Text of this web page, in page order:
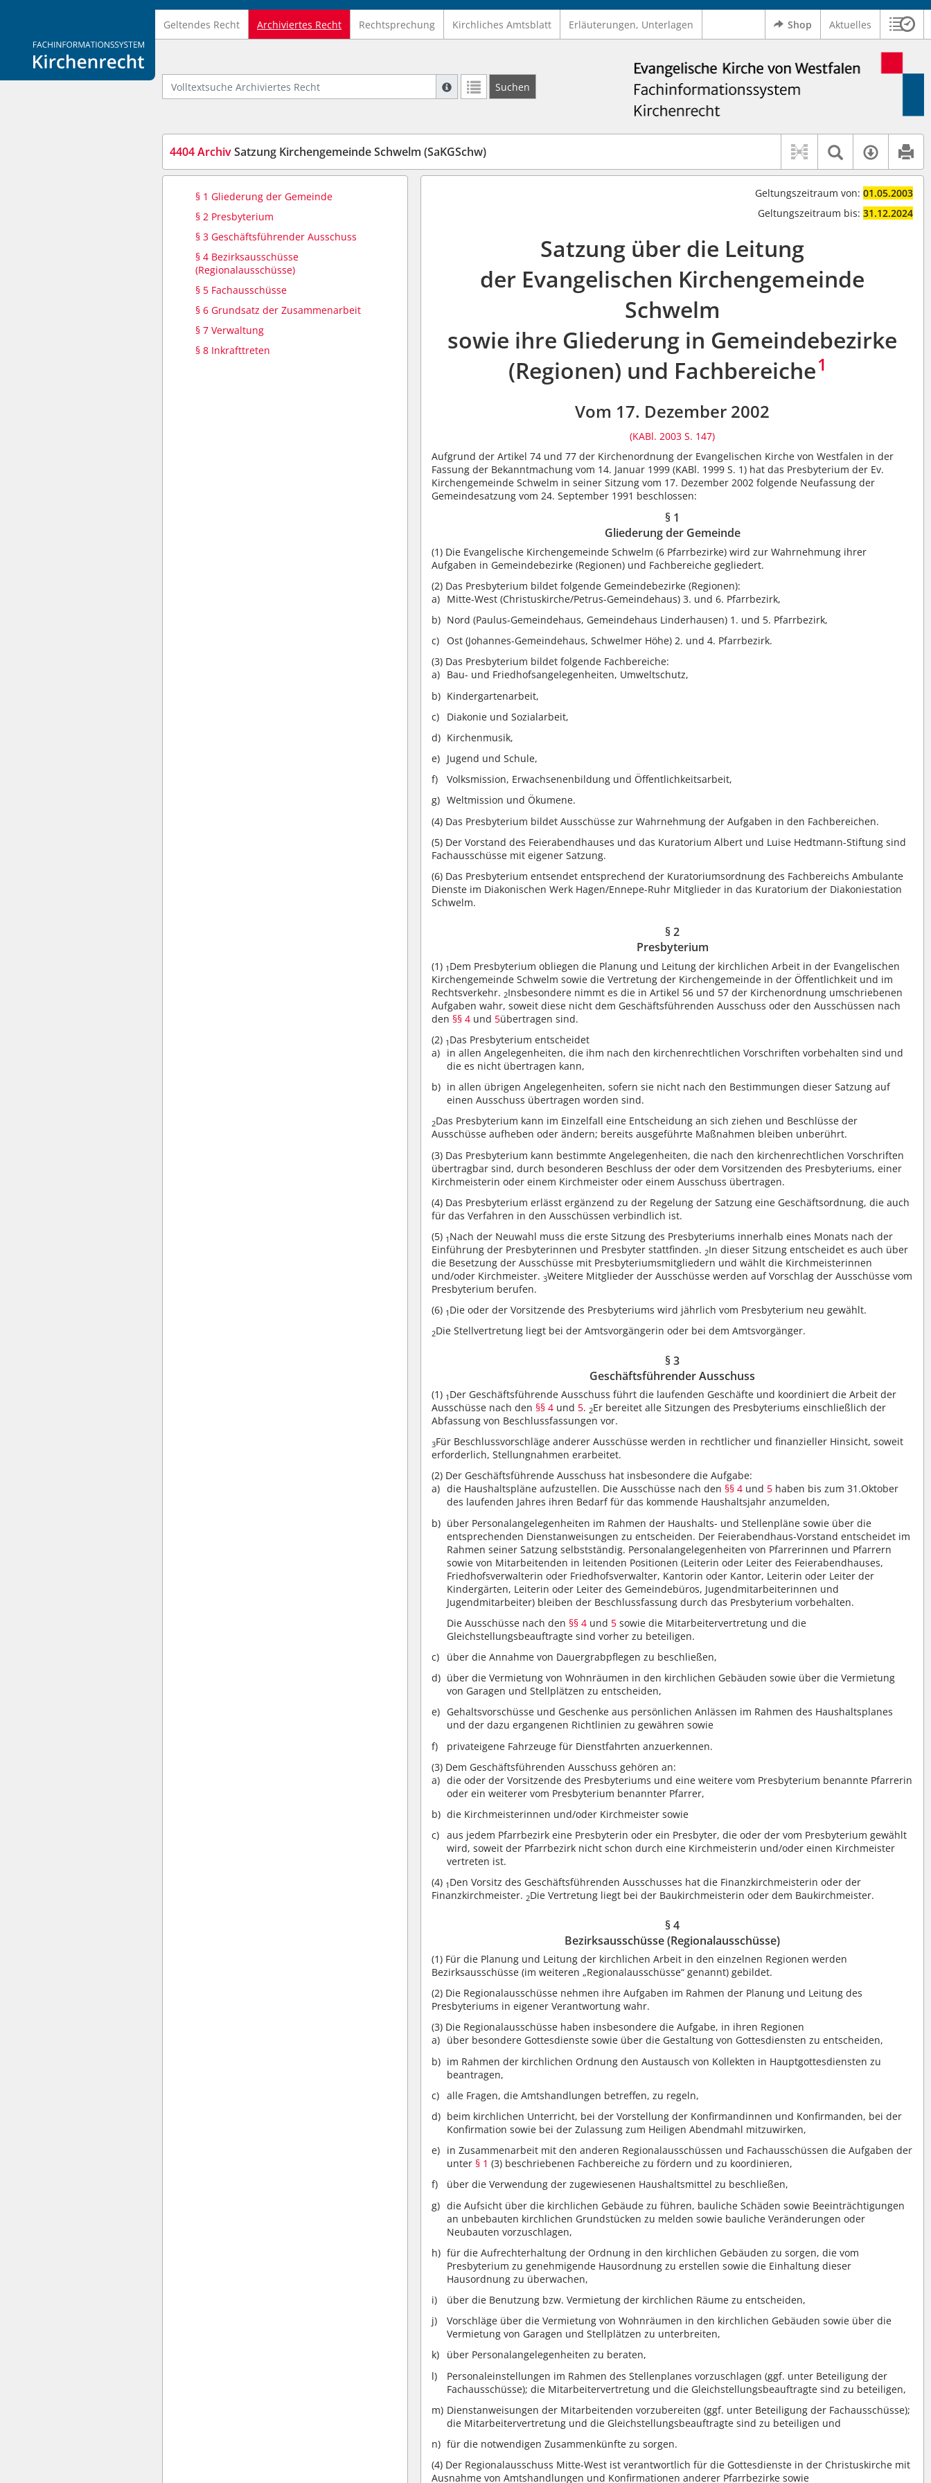
Logo Fachinformationssystem Kirchenrecht
Geltendes Recht Archiviertes Recht Rechtsprechung Kirchliches Amtsblatt Erläuterungen, Unterlagen Shop Aktuelles
Volltextsuche Archiviertes Recht
Suche mit Platzhalter "*", Bsp. Pfarrer*, findet auch: "Pfarrerinitiative" oder "Pfarrerausschuss".
Weitere Suchoperatoren finden Sie in unserer Hilfe.
Suchen
4404 ArchivSatzung Kirchengemeinde Schwelm (SaKGSchw) Textsuche
§ 1 Gliederung der Gemeinde
§ 2 Presbyterium
§ 3 Geschäftsführender Ausschuss
§ 4 Bezirksausschüsse
(Regionalausschüsse)
§ 5 Fachausschüsse
§ 6 Grundsatz der Zusammenarbeit
§ 7 Verwaltung
§ 8 Inkrafttreten
Geltungszeitraum von: 01.05.2003
Geltungszeitraum bis: 31.12.2024
Satzung über die Leitung
der Evangelischen Kirchengemeinde
Schwelm
sowie ihre Gliederung in Gemeindebezirke
(Regionen) und Fachbereiche1
Vom 17. Dezember 2002
(KABl. 2003 S. 147)
Aufgrund der Artikel 74 und 77 der Kirchenordnung der Evangelischen Kirche von Westfalen in der
Fassung der Bekanntmachung vom 14. Januar 1999 (KABl. 1999 S. 1) hat das Presbyterium der Ev.
Kirchengemeinde Schwelm in seiner Sitzung vom 17. Dezember 2002 folgende Neufassung der
Gemeindesatzung vom 24. September 1991 beschlossen:
§ 1
Gliederung der Gemeinde
(1) Die Evangelische Kirchengemeinde Schwelm (6 Pfarrbezirke) wird zur Wahrnehmung ihrer
Aufgaben in Gemeindebezirke (Regionen) und Fachbereiche gegliedert.
(2) Das Presbyterium bildet folgende Gemeindebezirke (Regionen):
Mitte-West (Christuskirche/Petrus-Gemeindehaus) 3. und 6. Pfarrbezirk,
Nord (Paulus-Gemeindehaus, Gemeindehaus Linderhausen) 1. und 5. Pfarrbezirk,
Ost (Johannes-Gemeindehaus, Schwelmer Höhe) 2. und 4. Pfarrbezirk.
(3) Das Presbyterium bildet folgende Fachbereiche:
Bau- und Friedhofsangelegenheiten, Umweltschutz,
Kindergartenarbeit,
Diakonie und Sozialarbeit,
Kirchenmusik,
Jugend und Schule,
Volksmission, Erwachsenenbildung und Öffentlichkeitsarbeit,
Weltmission und Ökumene.
(4) Das Presbyterium bildet Ausschüsse zur Wahrnehmung der Aufgaben in den Fachbereichen.
(5) Der Vorstand des Feierabendhauses und das Kuratorium Albert und Luise Hedtmann-Stiftung sind
Fachausschüsse mit eigener Satzung.
(6) Das Presbyterium entsendet entsprechend der Kuratoriumsordnung des Fachbereichs Ambulante
Dienste im Diakonischen Werk Hagen/Ennepe-Ruhr Mitglieder in das Kuratorium der Diakoniestation
Schwelm.
§ 2
Presbyterium
(1) 1 Dem Presbyterium obliegen die Planung und Leitung der kirchlichen Arbeit in der Evangelischen
Kirchengemeinde Schwelm sowie die Vertretung der Kirchengemeinde in der Öffentlichkeit und im
Rechtsverkehr. 2Insbesondere nimmt es die in Artikel 56 und 57 der Kirchenordnung umschriebenen
Aufgaben wahr, soweit diese nicht dem Geschäftsführenden Ausschuss oder den Ausschüssen nach
den §§ 4 und 5übertragen sind.
(2) 1 Das Presbyterium entscheidet
in allen Angelegenheiten, die ihm nach den kirchenrechtlichen Vorschriften vorbehalten sind und
die es nicht übertragen kann,
in allen übrigen Angelegenheiten, sofern sie nicht nach den Bestimmungen dieser Satzung auf
einen Ausschuss übertragen worden sind.
2Das Presbyterium kann im Einzelfall eine Entscheidung an sich ziehen und Beschlüsse der
Ausschüsse aufheben oder ändern; bereits ausgeführte Maßnahmen bleiben unberührt.
(3) Das Presbyterium kann bestimmte Angelegenheiten, die nach den kirchenrechtlichen Vorschriften
übertragbar sind, durch besonderen Beschluss der oder dem Vorsitzenden des Presbyteriums, einer
Kirchmeisterin oder einem Kirchmeister oder einem Ausschuss übertragen.
(4) Das Presbyterium erlässt ergänzend zu der Regelung der Satzung eine Geschäftsordnung, die auch
für das Verfahren in den Ausschüssen verbindlich ist.
(5) 1 Nach der Neuwahl muss die erste Sitzung des Presbyteriums innerhalb eines Monats nach der
Einführung der Presbyterinnen und Presbyter stattfinden. 2In dieser Sitzung entscheidet es auch über
die Besetzung der Ausschüsse mit Presbyteriumsmitgliedern und wählt die Kirchmeisterinnen
und/oder Kirchmeister.3Weitere Mitglieder der Ausschüsse werden auf Vorschlag der Ausschüsse vom
Presbyterium berufen.
(6) 1 Die oder der Vorsitzende des Presbyteriums wird jährlich vom Presbyterium neu gewählt.
2Die Stellvertretung liegt bei der Amtsvorgängerin oder bei dem Amtsvorgänger.
§ 3
Geschäftsführender Ausschuss
(1) 1 Der Geschäftsführende Ausschuss führt die laufenden Geschäfte und koordiniert die Arbeit der
Ausschüsse nach den§§ 4 und 5. 2Er bereitet alle Sitzungen des Presbyteriums einschließlich der
Abfassung von Beschlussfassungen vor.
3Für Beschlussvorschläge anderer Ausschüsse werden in rechtlicher und finanzieller Hinsicht, soweit
erforderlich, Stellungnahmen erarbeitet.
(2) Der Geschäftsführende Ausschuss hat insbesondere die Aufgabe:
die Haushaltspläne aufzustellen. Die Ausschüsse nach den§§ 4 und 5 haben bis zum 31.Oktober
des laufenden Jahres ihren Bedarf für das kommende Haushaltsjahr anzumelden,
über Personalangelegenheiten im Rahmen der Haushalts- und Stellenpläne sowie über die
entsprechenden Dienstanweisungen zu entscheiden. Der Feierabendhaus-Vorstand entscheidet im
Rahmen seiner Satzung selbstständig. Personalangelegenheiten von Pfarrerinnen und Pfarrern
sowie von Mitarbeitenden in leitenden Positionen (Leiterin oder Leiter des Feierabendhauses,
Friedhofsverwalterin oder Friedhofsverwalter, Kantorin oder Kantor, Leiterin oder Leiter der
Kindergärten, Leiterin oder Leiter des Gemeindebüros, Jugendmitarbeiterinnen und
Jugendmitarbeiter) bleiben der Beschlussfassung durch das Presbyterium vorbehalten.
Die Ausschüsse nach den §§ 4 und 5 sowie die Mitarbeitervertretung und die
Gleichstellungsbeauftragte sind vorher zu beteiligen.
über die Annahme von Dauergrabpflegen zu beschließen,
über die Vermietung von Wohnräumen in den kirchlichen Gebäuden sowie über die Vermietung
von Garagen und Stellplätzen zu entscheiden,
Gehaltsvorschüsse und Geschenke aus persönlichen Anlässen im Rahmen des Haushaltsplanes
und der dazu ergangenen Richtlinien zu gewähren sowie
privateigene Fahrzeuge für Dienstfahrten anzuerkennen.
(3) Dem Geschäftsführenden Ausschuss gehören an:
die oder der Vorsitzende des Presbyteriums und eine weitere vom Presbyterium benannte Pfarrerin
oder ein weiterer vom Presbyterium benannter Pfarrer,
die Kirchmeisterinnen und/oder Kirchmeister sowie
aus jedem Pfarrbezirk eine Presbyterin oder ein Presbyter, die oder der vom Presbyterium gewählt
wird, soweit der Pfarrbezirk nicht schon durch eine Kirchmeisterin und/oder einen Kirchmeister
vertreten ist.
(4) 1 Den Vorsitz des Geschäftsführenden Ausschusses hat die Finanzkirchmeisterin oder der
Finanzkirchmeister. 2Die Vertretung liegt bei der Baukirchmeisterin oder dem Baukirchmeister.
§ 4
Bezirksausschüsse (Regionalausschüsse)
(1) Für die Planung und Leitung der kirchlichen Arbeit in den einzelnen Regionen werden
Bezirksausschüsse (im weiteren „Regionalausschüsse“ genannt) gebildet.
(2) Die Regionalausschüsse nehmen ihre Aufgaben im Rahmen der Planung und Leitung des
Presbyteriums in eigener Verantwortung wahr.
(3) Die Regionalausschüsse haben insbesondere die Aufgabe, in ihren Regionen
über besondere Gottesdienste sowie über die Gestaltung von Gottesdiensten zu entscheiden,
im Rahmen der kirchlichen Ordnung den Austausch von Kollekten in Hauptgottesdiensten zu
beantragen,
alle Fragen, die Amtshandlungen betreffen, zu regeln,
beim kirchlichen Unterricht, bei der Vorstellung der Konfirmandinnen und Konfirmanden, bei der
Konfirmation sowie bei der Zulassung zum Heiligen Abendmahl mitzuwirken,
in Zusammenarbeit mit den anderen Regionalausschüssen und Fachausschüssen die Aufgaben der
unter§ 1 (3) beschriebenen Fachbereiche zu fördern und zu koordinieren,
über die Verwendung der zugewiesenen Haushaltsmittel zu beschließen,
die Aufsicht über die kirchlichen Gebäude zu führen, bauliche Schäden sowie Beeinträchtigungen
an unbebauten kirchlichen Grundstücken zu melden sowie bauliche Veränderungen oder
Neubauten vorzuschlagen,
für die Aufrechterhaltung der Ordnung in den kirchlichen Gebäuden zu sorgen, die vom
Presbyterium zu genehmigende Hausordnung zu erstellen sowie die Einhaltung dieser
Hausordnung zu überwachen,
über die Benutzung bzw. Vermietung der kirchlichen Räume zu entscheiden,
Vorschläge über die Vermietung von Wohnräumen in den kirchlichen Gebäuden sowie über die
Vermietung von Garagen und Stellplätzen zu unterbreiten,
über Personalangelegenheiten zu beraten,
Personaleinstellungen im Rahmen des Stellenplanes vorzuschlagen (ggf. unter Beteiligung der
Fachausschüsse); die Mitarbeitervertretung und die Gleichstellungsbeauftragte sind zu beteiligen,
Dienstanweisungen der Mitarbeitenden vorzubereiten (ggf. unter Beteiligung der Fachausschüsse);
die Mitarbeitervertretung und die Gleichstellungsbeauftragte sind zu beteiligen und
für die notwendigen Zusammenkünfte zu sorgen.
(4) Der Regionalausschuss Mitte-West ist verantwortlich für die Gottesdienste in der Christuskirche mit
Ausnahme von Amtshandlungen und Konfirmationen anderer Pfarrbezirke sowie